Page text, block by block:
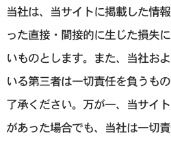
当社は、当サイトに掲載した情
った直接・間接的に生じた損失
いものとします。また、当社お
いる第三者は一切責任を負うも
了承ください。万が一、当サイ
があった場合でも、当社は一切